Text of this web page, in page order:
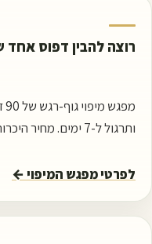
רוצה להבין דפוס אחד
ותרגול ל-7 ימים. מחיר היכרות: 497 ₪.
לפרטי מפגש המיפוי←